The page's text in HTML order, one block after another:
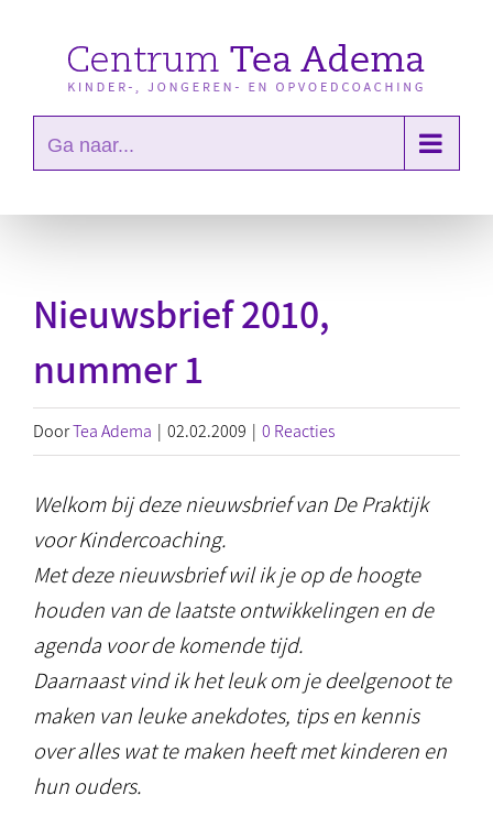
Ga naar...
Nieuwsbrief 2010,
nummer 1
DoorTea Adema | 02.02.2009 | 0 Reacties
Welkom bij deze nieuwsbrief van De Praktijk
voor Kindercoaching.
Met deze nieuwsbrief wil ik je op de hoogte
houden van de laatste ontwikkelingen en de
agenda voor de komende tijd.
Daarnaast vind ik het leuk om je deelgenoot te
maken van leuke anekdotes, tips en kennis
over alles wat te maken heeft met kinderen en
hun ouders.